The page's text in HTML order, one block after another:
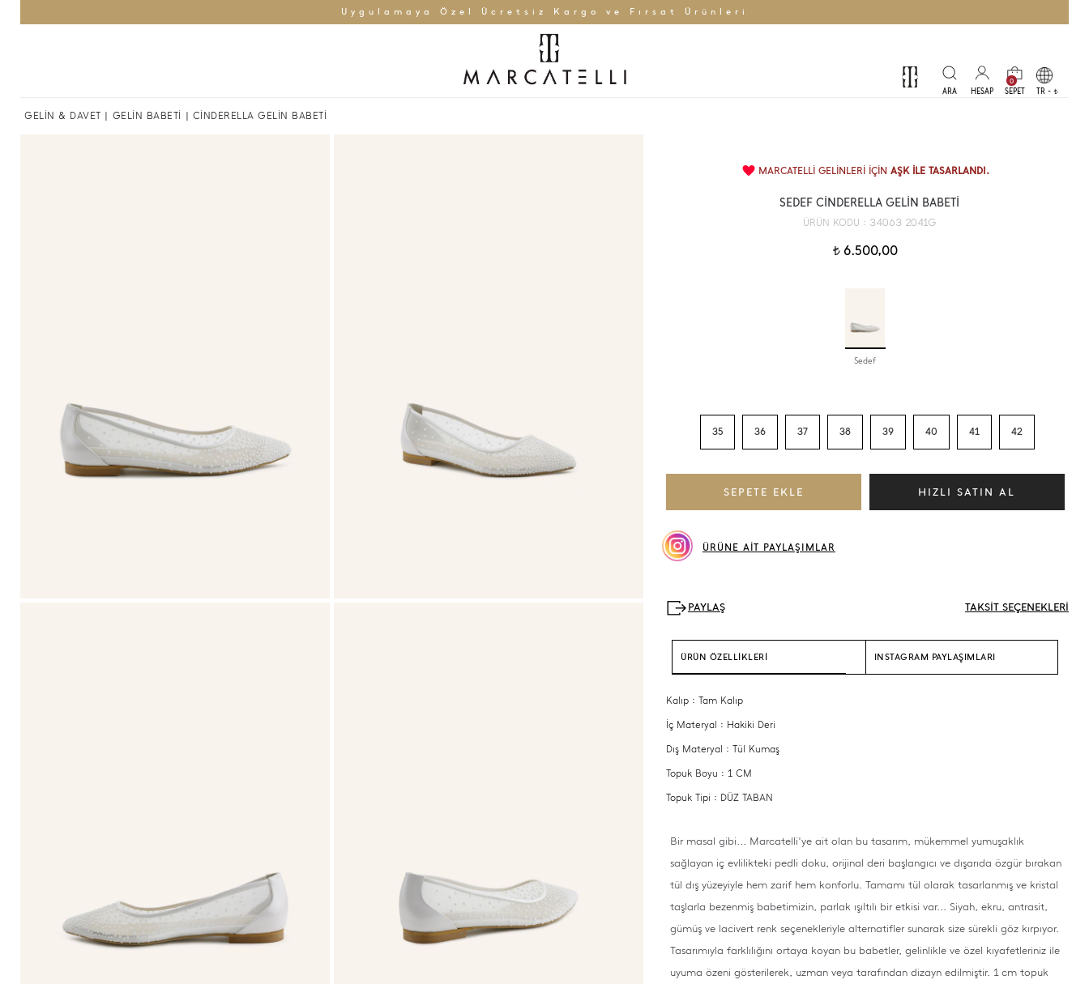
Uygulamaya Özel Ücretsiz Kargo ve Fırsat Ürünleri
0
TR - t
GELİN & DAVET GELİN BABETİ | CİNDERELLA GELİN BABETİ
MARCATELLİ GELİNLERİ İÇİNAŞK İLE TASARLANDI.
SEDEF CİNDERELLA GELİN BABETİ
ÜRÜN KODU : 34063 2041G
t6.500,00
Sedef
35 36 37 38 39 40 41 42
ÜRÜNE AİT PAYLAŞIMLAR
TAKSİT SEÇENEKLERİ
ÜRÜN ÖZELLİKLERİ INSTAGRAM PAYLAŞIMLARI
Kalıp : Tam Kalıp
İç Materyal : Hakiki Deri
Dış Materyal : Tül Kumaş
Topuk Boyu : 1 CM
Topuk Tipi : DÜZ TABAN
Bir masal gibi... Marcatelli'ye ait olan bu tasarım, mükemmel yumuşaklık
sağlayan iç evlilikteki pedli doku, orijinal deri başlangıcı ve dışarıda özgür bırakan
tül dış yüzeyiyle hem zarif hem konforlu. Tamamı tül olarak tasarlanmış ve kristal
taşlarla bezenmiş babetimizin, parlak ışıltılı bir etkisi var... Siyah, ekru, antrasit,
gümüş ve lacivert renk seçenekleriyle alternatifler sunarak size sürekli göz kırpıyor.
Tasarımıyla farklılığını ortaya koyan bu babetler, gelinlikle ve özel kıyafetleriniz ile
uyuma özeni gösterilerek, uzman veya tarafından dizayn edilmiştir. 1 cm topuk